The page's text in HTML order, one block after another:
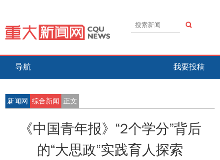
导航 我要投稿
新闻网 综合新闻 正文
《中国青年报》“2个学分”背后
的“大思政”实践育人探索